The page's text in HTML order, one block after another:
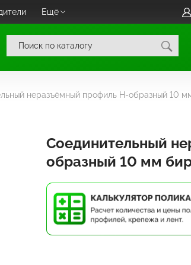
Ещё
неразъёмный профиль Н-образный 10
Соединительный
образный 10 мм